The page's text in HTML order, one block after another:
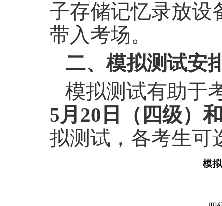
子存储记忆录放设
带入考场。
二、模拟测试安
模拟测试有助于
5月 20 日（四级）
拟测试，各考生可
模